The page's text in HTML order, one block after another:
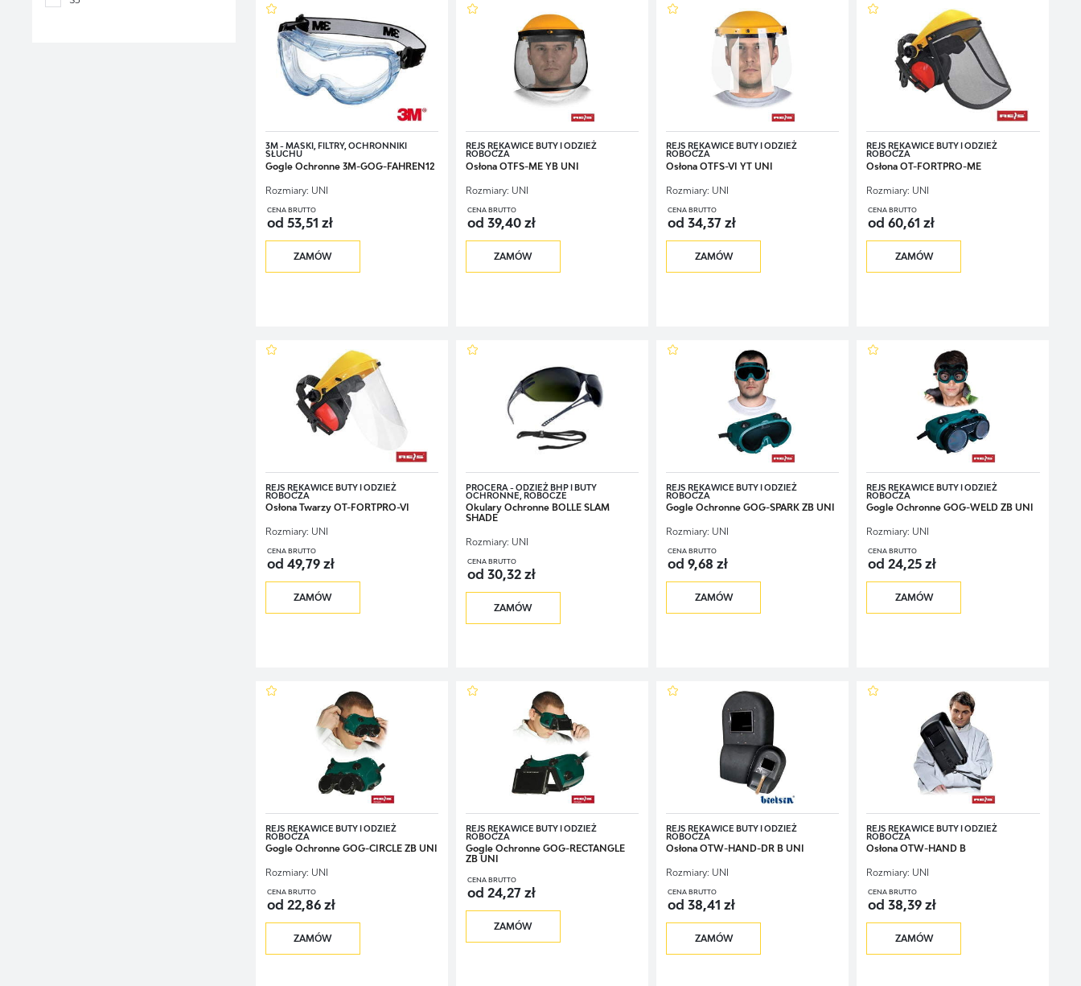
3M - MASKI, FILTRY, OCHRONNIKI
SŁUCHU
Gogle Ochronne 3M-GOG-FAHREN12
Rozmiary: UNI
CENA BRUTTO
od 53,51 zł
ZAMÓW
REJS RĘKAWICE BUTY I ODZIEŻ
ROBOCZA
Osłona OTFS-ME YB UNI
Rozmiary: UNI
CENA BRUTTO
od 39,40 zł
ZAMÓW
REJS RĘKAWICE BUTY I ODZIEŻ
ROBOCZA
Osłona OTFS-VI YT UNI
Rozmiary: UNI
CENA BRUTTO
od 34,37 zł
ZAMÓW
REJS RĘKAWICE BUTY I ODZIEŻ
ROBOCZA
Osłona OT-FORTPRO-ME
Rozmiary: UNI
CENA BRUTTO
od 60,61 zł
ZAMÓW
REJS RĘKAWICE BUTY I ODZIEŻ
ROBOCZA
Osłona Twarzy OT-FORTPRO-VI
Rozmiary: UNI
CENA BRUTTO
od 49,79 zł
ZAMÓW
PROCERA - ODZIEŻ BHP I BUTY
OCHRONNE, ROBOCZE
Okulary Ochronne BOLLE SLAM
SHADE
Rozmiary: UNI
CENA BRUTTO
od 30,32 zł
ZAMÓW
REJS RĘKAWICE BUTY I ODZIEŻ
ROBOCZA
Gogle Ochronne GOG-SPARK ZB UNI
Rozmiary: UNI
CENA BRUTTO
od 9,68 zł
ZAMÓW
REJS RĘKAWICE BUTY I ODZIEŻ
ROBOCZA
Gogle Ochronne GOG-WELD ZB UNI
Rozmiary: UNI
CENA BRUTTO
od 24,25 zł
ZAMÓW
REJS RĘKAWICE BUTY I ODZIEŻ
ROBOCZA
Gogle Ochronne GOG-CIRCLE ZB UNI
Rozmiary: UNI
CENA BRUTTO
od 22,86 zł
ZAMÓW
REJS RĘKAWICE BUTY I ODZIEŻ
ROBOCZA
Gogle Ochronne GOG-RECTANGLE
ZB UNI
CENA BRUTTO
od 24,27 zł
ZAMÓW
REJS RĘKAWICE BUTY I ODZIEŻ
ROBOCZA
Osłona OTW-HAND-DR B UNI
Rozmiary: UNI
CENA BRUTTO
od 38,41 zł
ZAMÓW
REJS RĘKAWICE BUTY I ODZIEŻ
ROBOCZA
Osłona OTW-HAND B
Rozmiary: UNI
CENA BRUTTO
od 38,39 zł
ZAMÓW